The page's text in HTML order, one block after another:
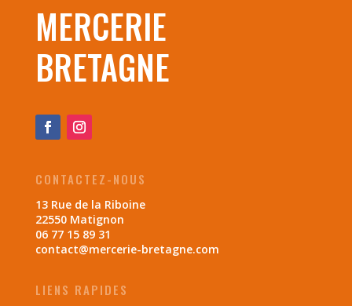
MERCERIE
BRETAGNE
CONTACTEZ-NOUS
13 Rue de la Riboine
22550 Matignon
06 77 15 89 31
contact@mercerie-bretagne.com
LIENS RAPIDES